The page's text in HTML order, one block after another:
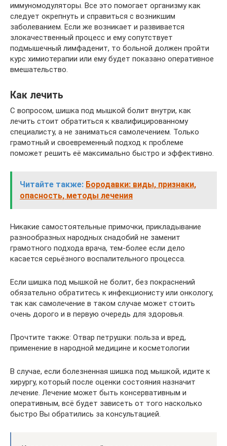
иммуномодуляторы. Все это помогает организму как
следует окрепнуть и справиться с возникшим
заболеванием. Если же возникает и развивается
злокачественный процесс и ему сопутствует
подмышечный лимфаденит, то больной должен пройти
курс химиотерапии или ему будет показано оперативное
вмешательство.
Как лечить
С вопросом, шишка под мышкой болит внутри, как
лечить стоит обратиться к квалифицированному
специалисту, а не заниматься самолечением. Только
грамотный и своевременный подход к проблеме
поможет решить её максимально быстро и эффективно.
Читайте также: Бородавки: виды, признаки,
опасность, методы лечения
Никакие самостоятельные примочки, прикладывание
разнообразных народных снадобий не заменит
грамотного подхода врача, тем-более если дело
касается серьёзного воспалительного процесса.
Если шишка под мышкой не болит, без покраснений
обязательно обратитесь к инфекционисту или онкологу,
так как самолечение в таком случае может стоить
очень дорого и в первую очередь для здоровья.
Прочтите также: Отвар петрушки: польза и вред,
применение в народной медицине и косметологии
В случае, если болезненная шишка под мышкой, идите к
хирургу, который после оценки состояния назначит
лечение. Лечение может быть консервативным и
оперативным, всё будет зависеть от того насколько
быстро Вы обратились за консультацией.